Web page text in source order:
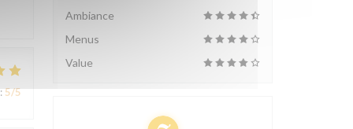
5/5
Ambiance
Menus
Value